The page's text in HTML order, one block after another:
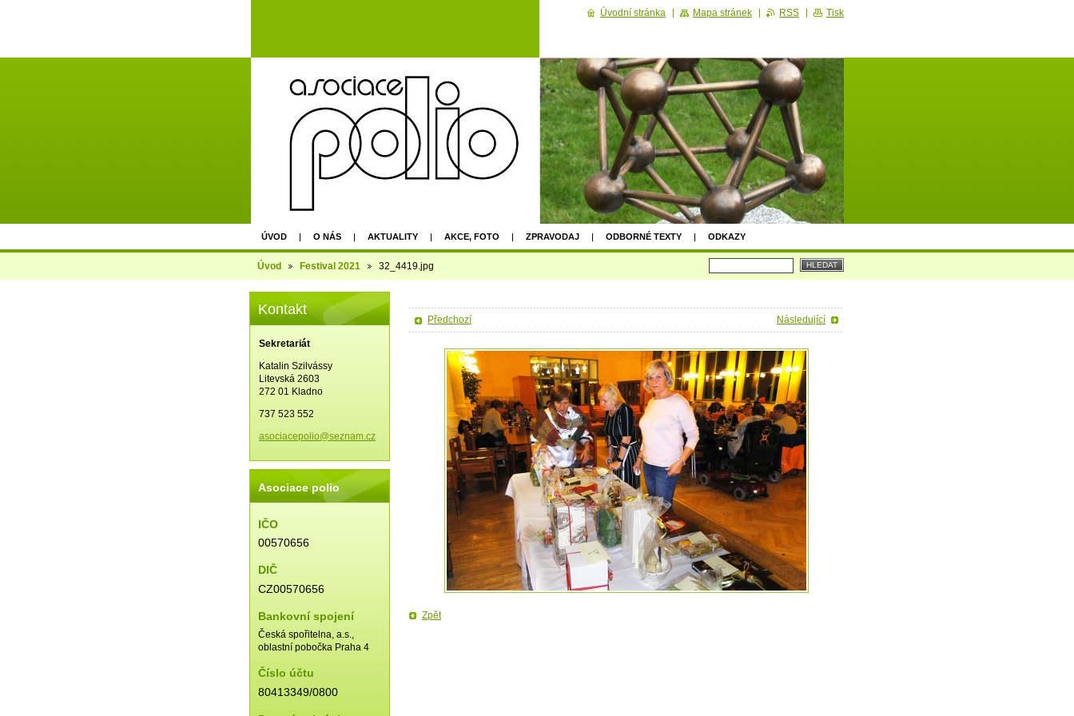
ÚVOD O NÁS AKTUALITY AKCE, FOTO ZPRAVODAJ ODBORNÉ TEXTY ODKAZY
AGM - EPU PRAGUE 2022
Úvod Festival 2021 32_4419.jpg
Předchozí Následující
Zpět
Kontakt
Sekretariát
Katalin Szilvássy
Litevská 2603
272 01 Kladno
737 523 552
asociacepolio@seznam.cz
Asociace polio
IČO
00570656
DIČ
CZ00570656
Bankovní spojení
Česká spořitelna, a.s.,
oblastní pobočka Praha 4
Číslo účtu
80413349/0800
Úvodní stránka Mapa stránek RSS Tisk